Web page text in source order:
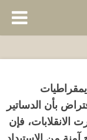
بأن الدساتير
الانقلابات، فإن